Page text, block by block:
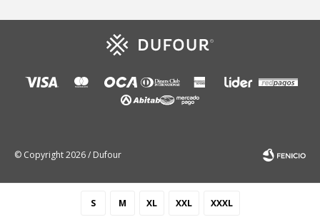
S M XL XXL XXXL
© Copyright 2026 / Dufour